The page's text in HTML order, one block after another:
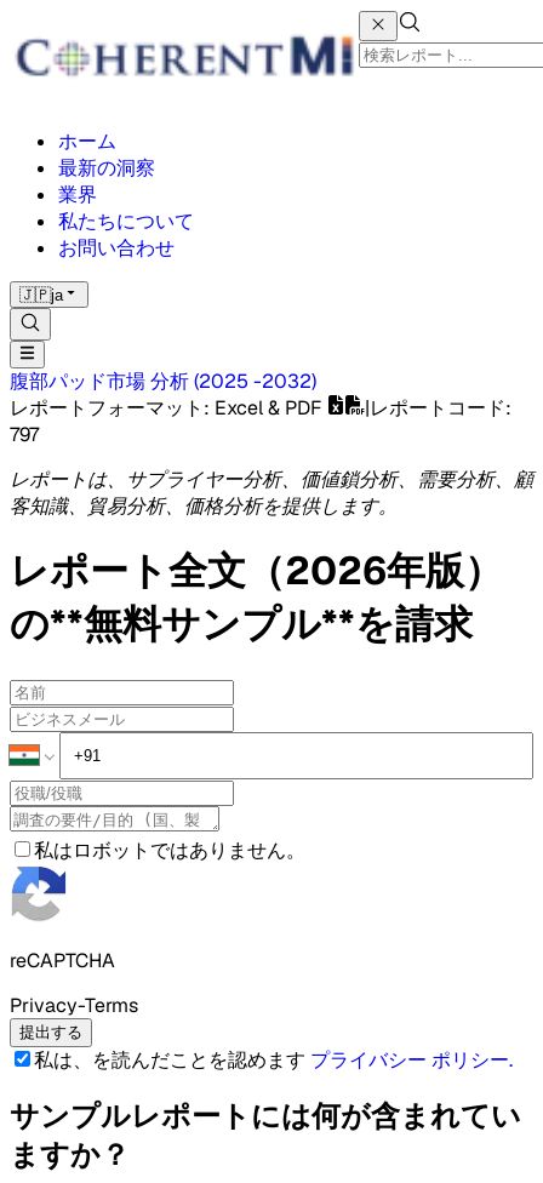
ホーム
最新の洞察
業界
私たちについて
お問い合わせ
🇯🇵ja
腹部パッド市場分析(2025 -2032)
レポートフォーマット : Excel & PDF |レポートコード:
797
レポートは、サプライヤー分析、価値鎖分析、需要分析、顧
客知識、貿易分析、価格分析を提供します。
レポート全文（2026年版）
の**無料サンプル**を請求
私はロボットではありません。
reCAPTCHA
Privacy-Terms
提出する
私は、を読んだことを認めます プライバシー ポリシー.
サンプルレポートには何が含まれてい
ますか？